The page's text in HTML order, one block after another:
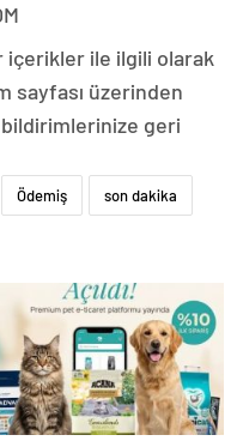
içerikler ile ilgili olarak
sayfası üzerinden
geri
Ödemiş son dakika